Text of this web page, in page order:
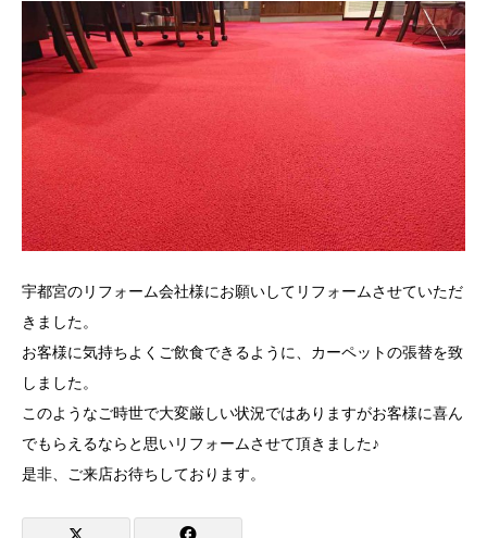
宇都宮のリフォーム会社様にお願いしてリフォームさせていただ
きました。
お客様に気持ちよくご飲食できるように、カーペットの張替を致
しました。
このようなご時世で大変厳しい状況ではありますがお客様に喜ん
でもらえるならと思いリフォームさせて頂きました♪
是非、ご来店お待ちしております。